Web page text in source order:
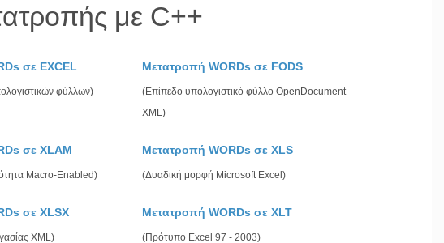
με C++
σε EXCEL
φύλλων)
Μετατροπή WORDs σε FODS
(Επίπεδο υπολογιστικό φύλλο OpenDocument
XML)
σε XLAM
Macro-Enabled)
Μετατροπή WORDs σε XLS
(Δυαδική μορφή Microsoft Excel)
σε XLSX
XML)
Μετατροπή WORDs σε XLT
(Πρότυπο Excel 97 - 2003)